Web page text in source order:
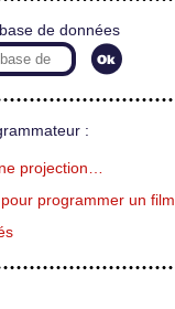
de données
:
projection…
pour programmer un film